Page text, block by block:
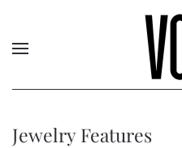
Jewelry Features